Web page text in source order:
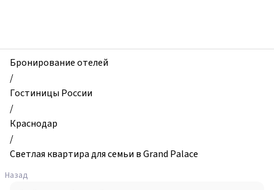
и
квартиры,
Светлая
квартира
для
семьи
в
Grand
Palace,
Бронирование отелей
/
Гостиницы России
/
Краснодар
/
Светлая квартира для семьи в Grand Palace
Назад